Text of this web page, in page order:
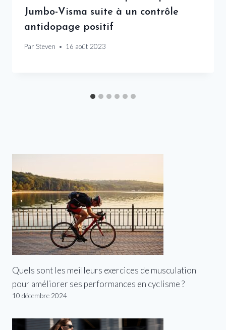
Jumbo-Visma suite à un contrôle
antidopage positif
Par Steven 16 août 2023
Quels sont les meilleurs exercices de musculation
pour améliorer ses performances en cyclisme ?
10 décembre 2024